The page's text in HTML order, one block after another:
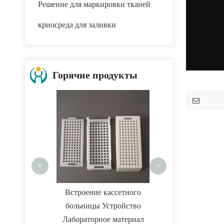
Решение для маркировки тканей
криосреда для заливки
Горячие продукты
Встроение кассетного
больницы Устройство
Лабораторное материал
Нож для
< >